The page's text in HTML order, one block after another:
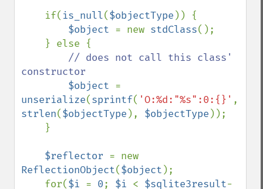
    if(
is_null($objectType )) {
$object = new stdClass();
// does not call this class'
constructor
$object
unserialize(sprintf( 'O:%d:"%s":0:{}'
strlen($objectType ), $objectType ));
$reflector
ReflectionObject($object );
    for(
$i = 0; $i < $sqlite3result-